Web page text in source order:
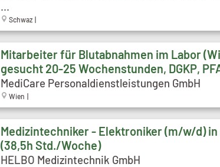
Schwaz |
Mitarbeiter für Blutabnahmen im Labor
gesucht 20-25 Wochenstunden, DGKP,
MediCare Personaldienstleistungen GmbH
Wien |
Medizintechniker - Elektroniker (m/w/d) in
(38,5h Std./Woche)
HELBO Medizintechnik GmbH